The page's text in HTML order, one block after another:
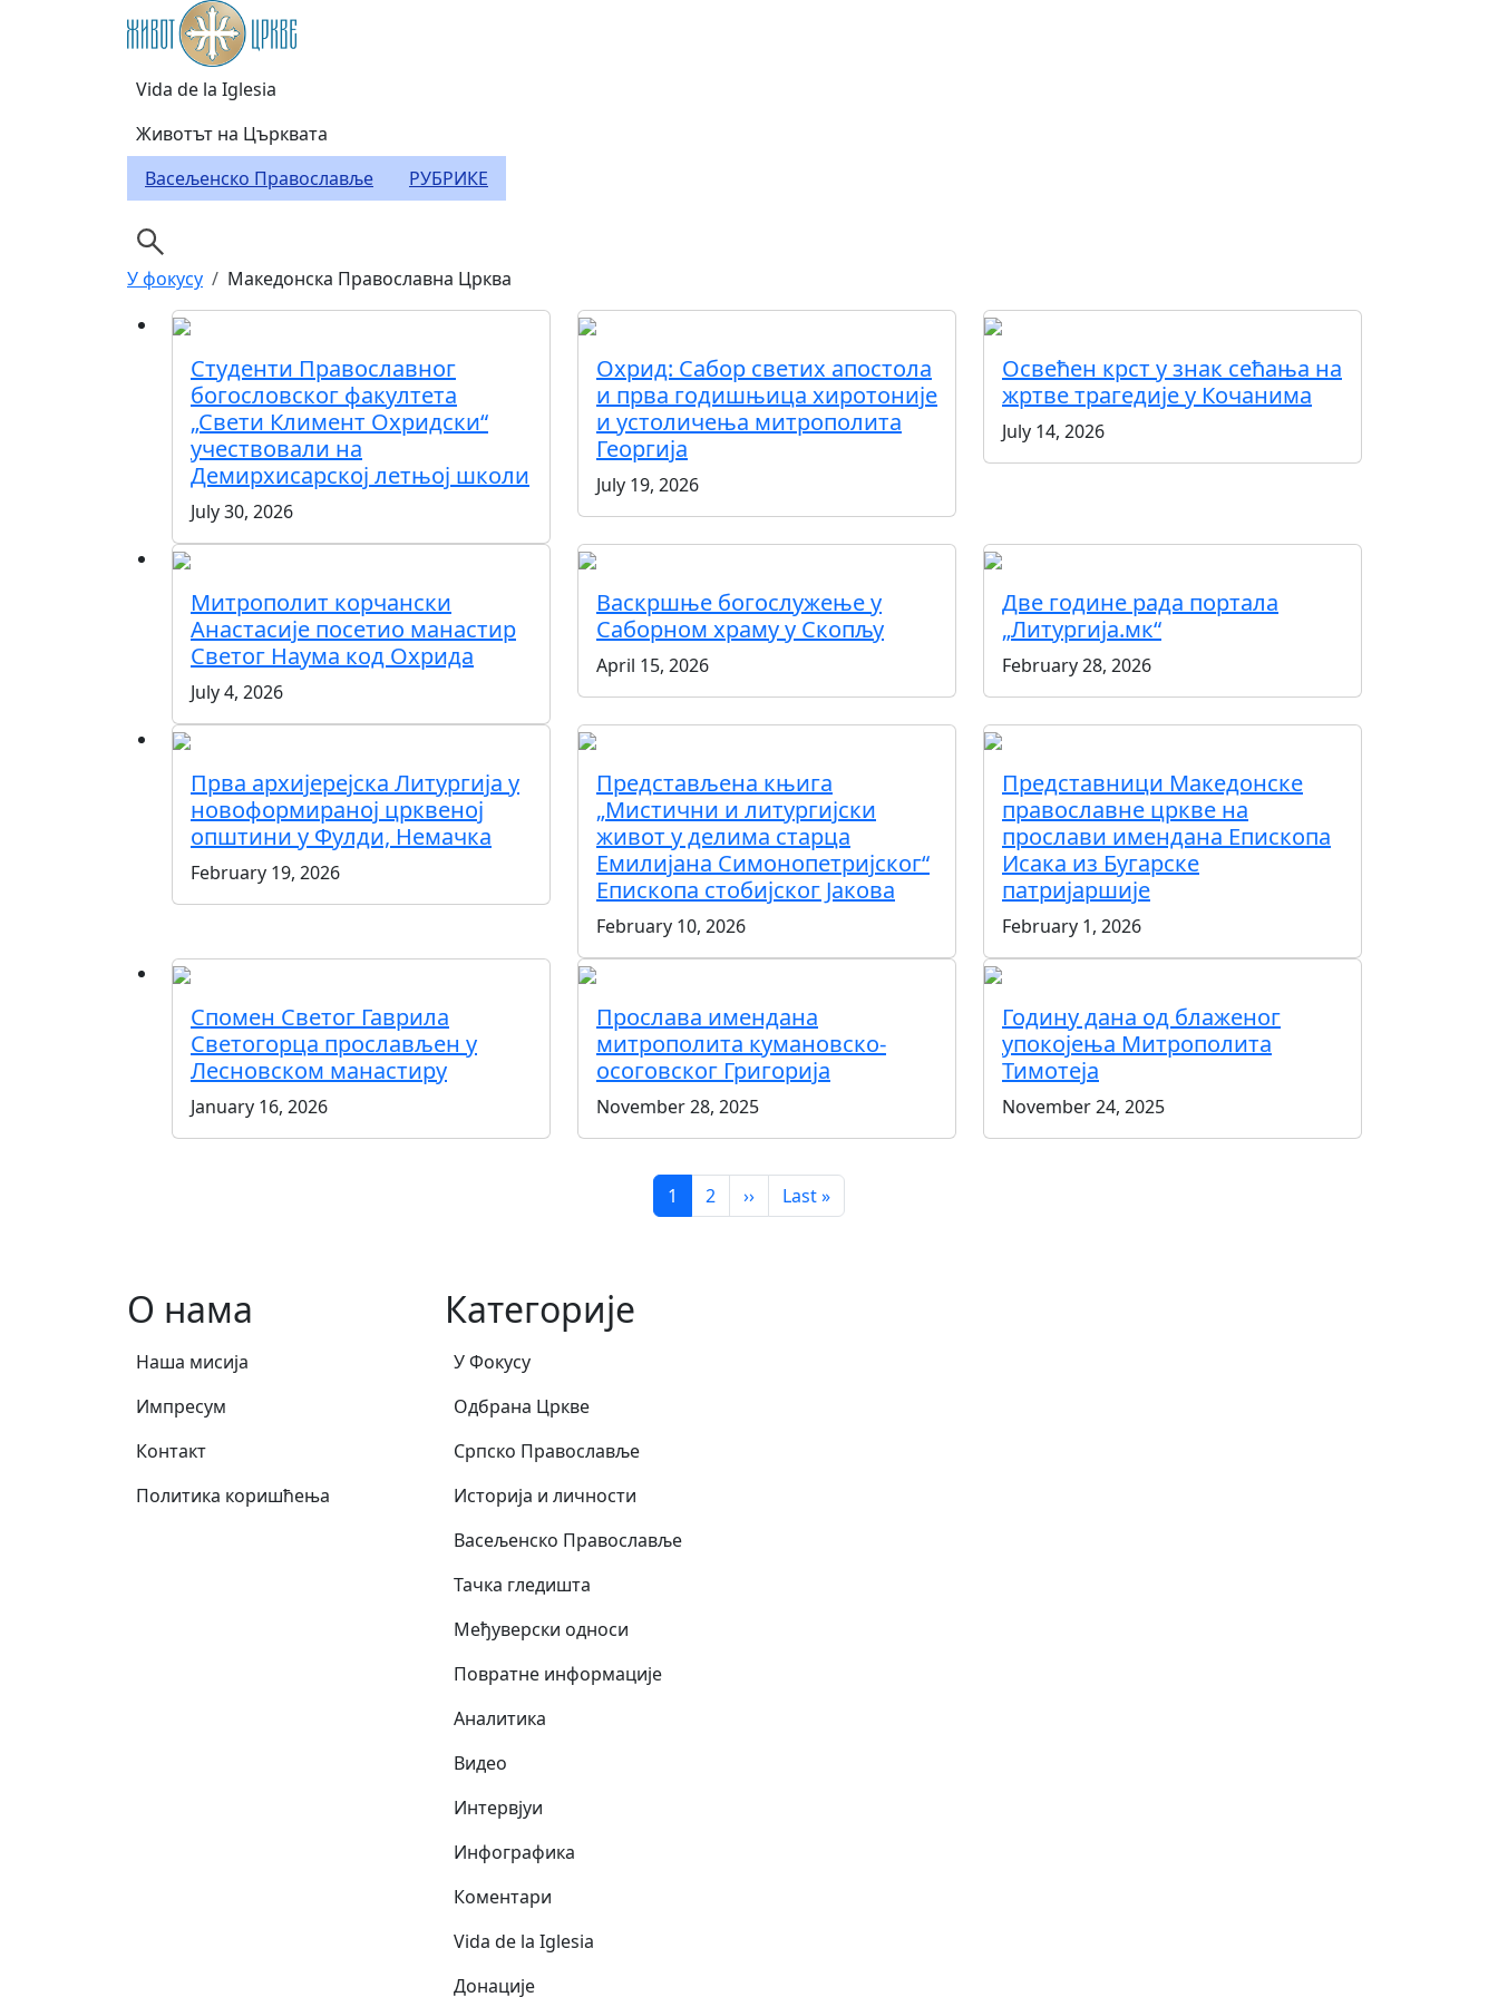
Header Category Menu
Vida de la Iglesia
Животът на Църквата
Васељенско Православље
РУБРИКЕ
Breadcrumb
У фокусу Македонска Православна Црква
Студенти Православног
богословског факултета
„Свети Климент Охридски“
учествовали на
Демирхисарској летњој школи
July 30, 2026
Охрид: Сабор светих апостола
и прва годишњица хиротоније
и устоличења митрополита
Георгија
July 19, 2026
Освећен крст у знак сећања на
жртве трагедије у Кочанима
July 14, 2026
Митрополит корчански
Анастасије посетио манастир
Светог Наума код Охрида
July 4, 2026
Васкршње богослужење у
Саборном храму у Скопљу
April 15, 2026
Две године рада портала
„Литургија.мк“
February 28, 2026
Прва архијерејска Литургија у
новоформираној црквеној
општини у Фулди, Немачка
February 19, 2026
Представљена књига
„Мистични и литургијски
живот у делима старца
Емилијана Симонопетријског“
Епископа стобијског Јакова
February 10, 2026
Представници Македонске
православне цркве на
прослави имендана Епископа
Исака из Бугарске
патријаршије
February 1, 2026
Спомен Светог Гаврила
Светогорца прослављен у
Лесновском манастиру
January 16, 2026
Прослава имендана
митрополита кумановско-
осоговског Григорија
November 28, 2025
Годину дана од блаженог
упокојења Митрополита
Тимотеја
November 24, 2025
Page
1 Page
2 Next page
›› Last page
Last »
О нама
Наша мисија
Импресум
Контакт
Политика коришћења
Категорије
У Фокусу
Одбрана Цркве
Српско Православље
Историја и личности
Васељенско Православље
Тачка гледишта
Међуверски односи
Повратне информације
Аналитика
Видео
Интервјуи
Инфографика
Коментари
Vida de la Iglesia
Донације